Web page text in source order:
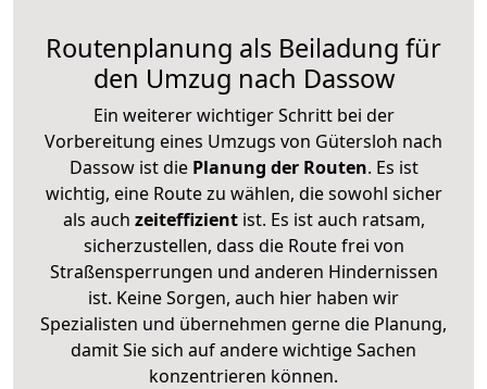
Routenplanung als Beiladung für
den Umzug nach Dassow
Ein weiterer wichtiger Schritt bei der
Vorbereitung eines Umzugs von Gütersloh nach
Dassow ist diePlanung der Routen. Es ist
wichtig, eine Route zu wählen, die sowohl sicher
als auch zeiteffizientist. Es ist auch ratsam,
sicherzustellen, dass die Route frei von
Straßensperrungen und anderen Hindernissen
ist. Keine Sorgen, auch hier haben wir
Spezialisten und übernehmen gerne die Planung,
damit Sie sich auf andere wichtige Sachen
konzentrieren können.